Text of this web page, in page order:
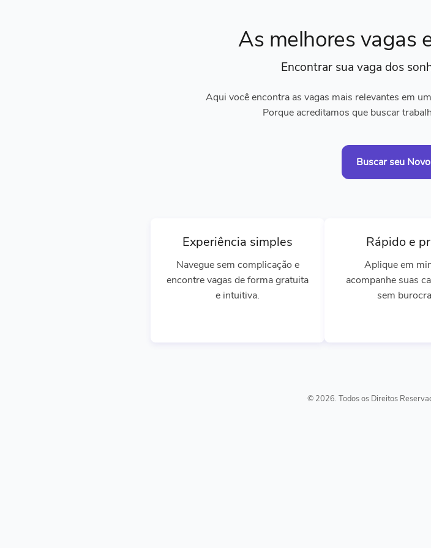
As melhores vagas
Encontrar sua vaga dos
Aqui você encontra as vagas mais relevantes em
Porque acreditamos que buscar
Buscar seu
Experiência simples
Navegue sem complicação e
encontre vagas de forma gratuita
e intuitiva.
Rápido e
Aplique em
acompanhe suas
sem
© 2026. Todos os Direitos